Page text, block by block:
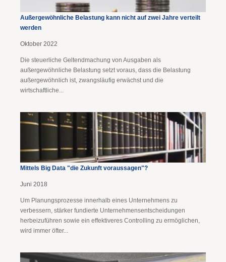
Außergewöhnliche Belastung kann nicht auf zwei Jahre verteilt
werden
Oktober 2022
Die steuerliche Geltendmachung von Ausgaben als
außergewöhnliche Belastung setzt voraus, dass die Belastung
außergewöhnlich ist, zwangsläufig erwächst und die
wirtschaftliche...
Mittels Big Data "die Zukunft voraussagen"?
Juni 2018
Um Planungsprozesse innerhalb eines Unternehmens zu
verbessern, stärker fundierte Unternehmensentscheidungen
herbeizuführen sowie ein effektiveres Controlling zu ermöglichen,
wird immer öfter...